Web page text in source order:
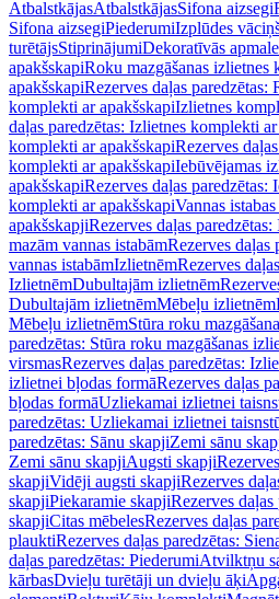
AtbalstkājasAtbalstkājasSifona aizsegi
Sifona aizsegiPiederumiIzplūdes
turētājsStiprinājumiDekoratīvās
apakšskapiRoku mazgāšanas izlietnes
apakšskapiRezerves daļas paredzētas:
komplekti ar apakšskapiIzlietnes
daļas paredzētas: Izlietnes komplekti
komplekti ar apakšskapiRezerves
komplekti ar apakšskapiIebūvējamas
apakšskapiRezerves daļas paredzētas:
komplekti ar apakšskapiVannas
apakšskapjiRezerves daļas
mazām vannas istabāmRezerves daļas
vannas istabāmIzlietnēmRezerves
IzlietnēmDubultajām izlietnēm
Dubultajām izlietnēmMēbeļu izlietnēm
Mēbeļu izlietnēmStūra roku
paredzētas: Stūra roku mazgāšanas
virsmasRezerves daļas paredzētas:
izlietnei bļodas formāRezerves daļas
bļodas formāUzliekamai izlietnei
paredzētas: Uzliekamai izlietnei
paredzētas: Sānu skapjiZemi sānu
Zemi sānu skapjiAugsti skapji
skapjiVidēji augsti skapjiRezerves
skapjiPiekaramie skapjiRezerves
skapjiCitas mēbelesRezerves daļas
plauktiRezerves daļas paredzētas:
daļas paredzētas: PiederumiAtvilktņu
kārbasDvieļu turētāji un dvieļu āķi